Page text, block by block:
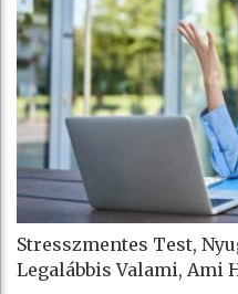
Stresszmentes Test,
Legalábbis Valami, Ami